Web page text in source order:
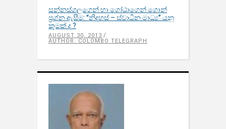
සන්නස්ගලගෙන් හා ගෝඨාගෙන් ගොන්
ප‍්‍රශ්න ඇසීම: “නිදහස් – ස්වාධීන මාධ්‍ය’’ යනු
කුමක් ද ?
AUGUST 30, 2013
AUTHOR: COLOMBO TELEGRAPH